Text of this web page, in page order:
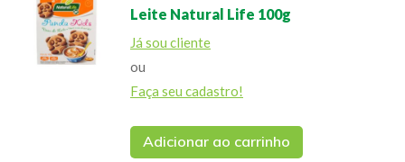
Leite Natural Life 100g
Já sou cliente
ou
Faça seu cadastro!
Adicionar ao carrinho